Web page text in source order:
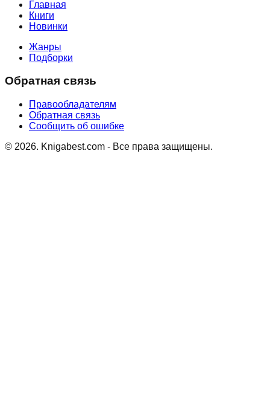
Главная
Книги
Новинки
Жанры
Подборки
Обратная связь
Правообладателям
Обратная связь
Сообщить об ошибке
© 2026. Knigabest.com - Все права защищены.